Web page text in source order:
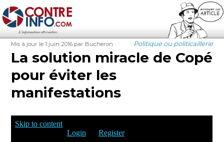
Contre-Info
Publié
le
Mis à jour le 1 juin 2016 Auteur
par Bucheron Catégories
Politique ou politicaillerie
Étiquettes
La solution miracle de Copé
pour éviter les
manifestations